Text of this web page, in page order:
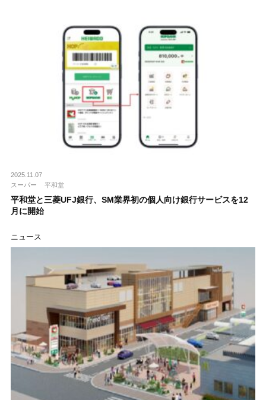
2025.11.07
スーパー
平和堂
平和堂と三菱UFJ銀行、SM業界初の個人向け銀行サービスを12
月に開始
ニュース